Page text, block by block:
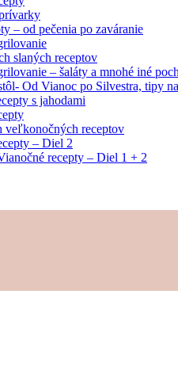
– od pečenia po zaváranie
slaných receptov
– šaláty a mnohé iné
Od Vianoc po Silvestra, tipy
s jahodami
veľkonočných receptov
– Diel 2
recepty – Diel 1 + 2